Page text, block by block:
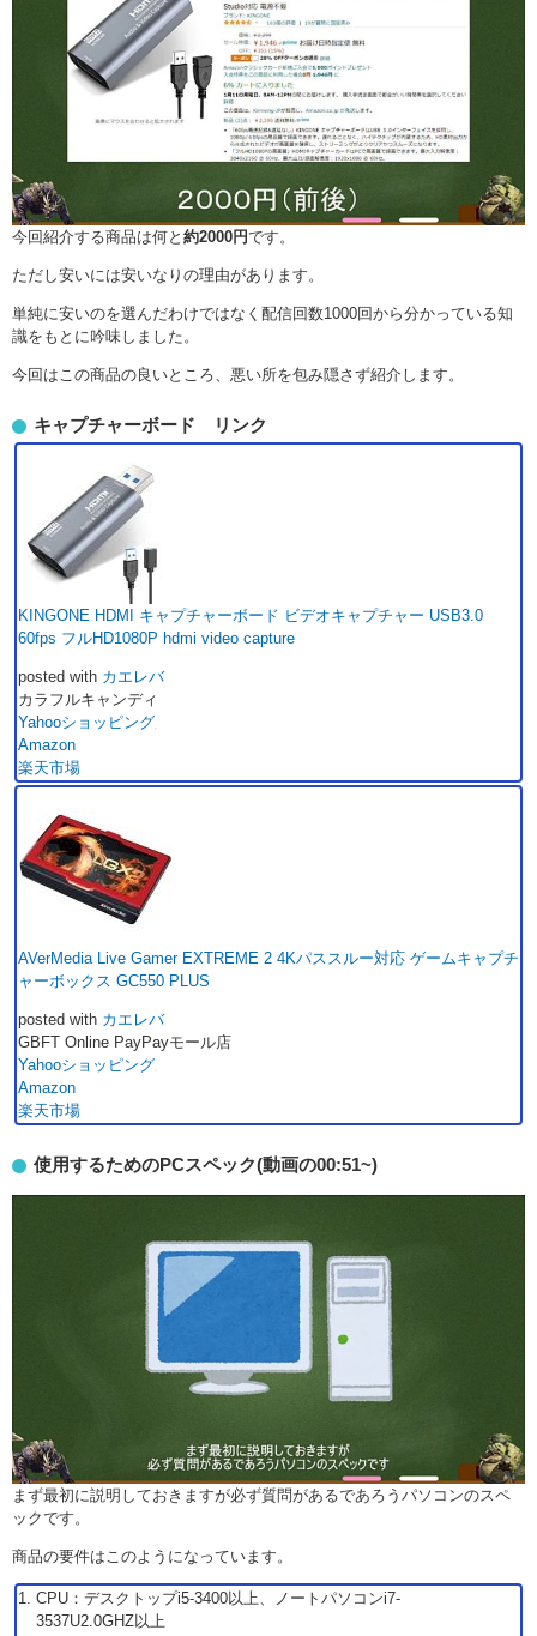
今回紹介する商品は何と 約2000円です。
ただし安いには安いなりの理由があります。
単純に安いのを選んだわけではなく配信回数1000回から分かっている知
識をもとに吟味しました。
今回はこの商品の良いところ、悪い所を包み隠さず紹介します。
キャプチャーボード リンク
KINGONE HDMI キャプチャーボード ビデオキャプチャー USB3.0
60fps フルHD1080P hdmi video capture
posted with カエレバ
カラフルキャンディ
Yahooショッピング
Amazon
楽天市場
AVerMedia Live Gamer EXTREME 2 4Kパススルー対応 ゲームキャプチ
ャーボックス GC550 PLUS
posted with カエレバ
GBFT Online PayPayモール店
Yahooショッピング
Amazon
楽天市場
使用するためのPCスペック(動画の00:51~)
まず最初に説明しておきますが必ず質問があるであろうパソコンのスペ
ックです。
商品の要件はこのようになっています。
CPU：デスクトップi5-3400以上、ノートパソコンi7-
3537U2.0GHZ以上